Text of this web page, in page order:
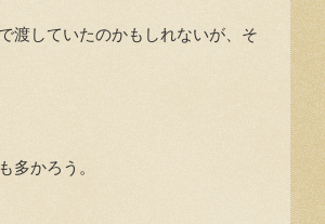
渡していたのかもしれないが、そ
多かろう。